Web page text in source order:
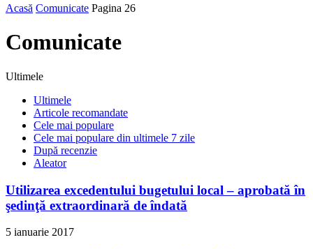
Acasă Comunicate Pagina 26
Comunicate
Ultimele
Ultimele
Articole recomandate
Cele mai populare
Cele mai populare din ultimele 7 zile
După recenzie
Aleator
Utilizarea excedentului bugetului local – aprobată în
şedinţă extraordinară de îndată
5 ianuarie 2017